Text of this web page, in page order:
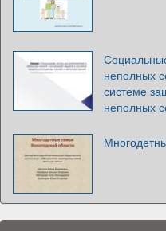
неполных
системе
неполных